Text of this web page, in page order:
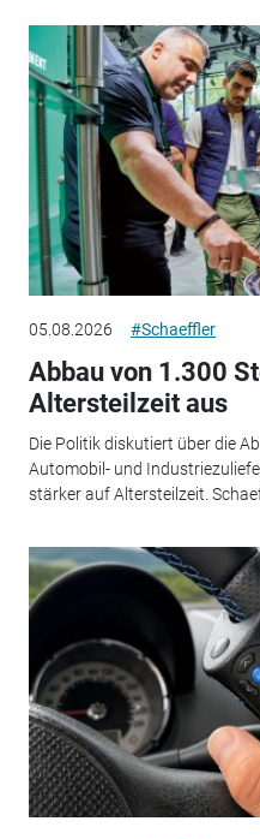
05.08.2026 #Schaeffler
Abbau von 1.300
Altersteilzeit aus
Die Politik diskutiert über die
Automobil- und
stärker auf Altersteilzeit.